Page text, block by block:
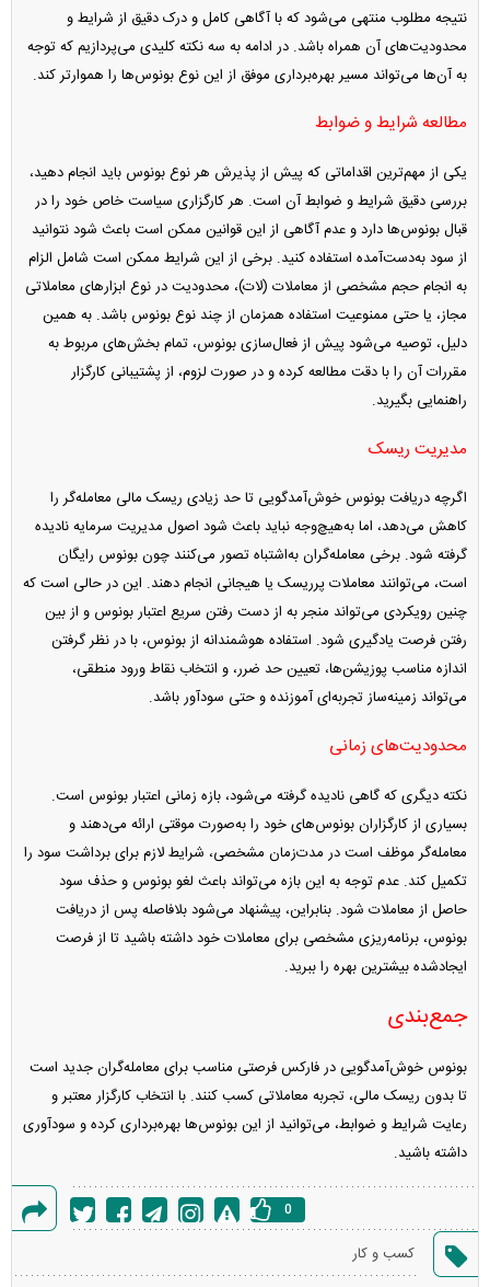
نتیجه مطلوب منتهی می‌شود که با آگاهی کامل و درک دقیق از شرایط و
محدودیت‌های آن همراه باشد. در ادامه به سه نکته کلیدی می‌پردازیم که توجه
به آن‌ها می‌تواند مسیر بهره‌برداری موفق از این نوع بونوس‌ها را هموارتر کند.
مطالعه شرایط و ضوابط
یکی از مهم‌ترین اقداماتی که پیش از پذیرش هر نوع بونوس باید انجام دهید،
بررسی دقیق شرایط و ضوابط آن است. هر کارگزاری سیاست خاص خود را در
قبال بونوس‌ها دارد و عدم آگاهی از این قوانین ممکن است باعث شود نتوانید
از سود به‌دست‌آمده استفاده کنید. برخی از این شرایط ممکن است شامل الزام
به انجام حجم مشخصی از معاملات (لات)، محدودیت در نوع ابزارهای معاملاتی
مجاز، یا حتی ممنوعیت استفاده همزمان از چند نوع بونوس باشد. به همین
دلیل، توصیه می‌شود پیش از فعال‌سازی بونوس، تمام بخش‌های مربوط به
مقررات آن را با دقت مطالعه کرده و در صورت لزوم، از پشتیبانی کارگزار
راهنمایی بگیرید.
مدیریت ریسک
اگرچه دریافت بونوس خوش‌آمدگویی تا حد زیادی ریسک مالی معامله‌گر را
کاهش می‌دهد، اما به‌هیچ‌وجه نباید باعث شود اصول مدیریت سرمایه نادیده
گرفته شود. برخی معامله‌گران به‌اشتباه تصور می‌کنند چون بونوس رایگان
است، می‌توانند معاملات پرریسک یا هیجانی انجام دهند. این در حالی است که
چنین رویکردی می‌تواند منجر به از دست رفتن سریع اعتبار بونوس و از بین
رفتن فرصت یادگیری شود. استفاده هوشمندانه از بونوس، با در نظر گرفتن
اندازه مناسب پوزیشن‌ها، تعیین حد ضرر، و انتخاب نقاط ورود منطقی،
می‌تواند زمینه‌ساز تجربه‌ای آموزنده و حتی سودآور باشد.
محدودیت‌های زمانی
نکته دیگری که گاهی نادیده گرفته می‌شود، بازه زمانی اعتبار بونوس است.
بسیاری از کارگزاران بونوس‌های خود را به‌صورت موقتی ارائه می‌دهند و
معامله‌گر موظف است در مدت‌زمان مشخصی، شرایط لازم برای برداشت سود را
تکمیل کند. عدم توجه به این بازه می‌تواند باعث لغو بونوس و حذف سود
حاصل از معاملات شود. بنابراین، پیشنهاد می‌شود بلافاصله پس از دریافت
بونوس، برنامه‌ریزی مشخصی برای معاملات خود داشته باشید تا از فرصت
ایجادشده بیشترین بهره را ببرید.
جمع‌بندی
بونوس خوش‌آمدگویی در فارکس فرصتی مناسب برای معامله‌گران جدید است
تا بدون ریسک مالی، تجربه معاملاتی کسب کنند. با انتخاب کارگزار معتبر و
رعایت شرایط و ضوابط، می‌توانید از این بونوس‌ها بهره‌برداری کرده و سودآوری
داشته باشید.​
خطا
0
کسب و کار